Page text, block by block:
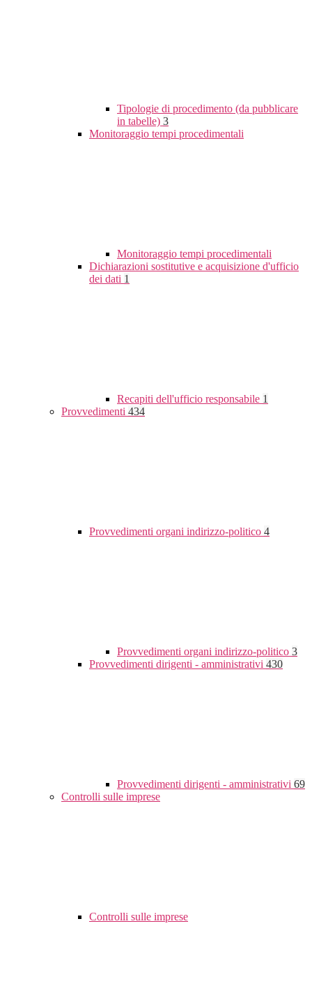
Tipologie di procedimento (da pubblicare
in tabelle) 3
Monitoraggio tempi procedimentali
Monitoraggio tempi procedimentali
Dichiarazioni sostitutive e acquisizione d'ufficio
dei dati 1
Recapiti dell'ufficio responsabile 1
Provvedimenti 434
Provvedimenti organi indirizzo-politico 4
Provvedimenti organi indirizzo-politico 3
Provvedimenti dirigenti - amministrativi 430
Provvedimenti dirigenti - amministrativi 69
Controlli sulle imprese
Controlli sulle imprese